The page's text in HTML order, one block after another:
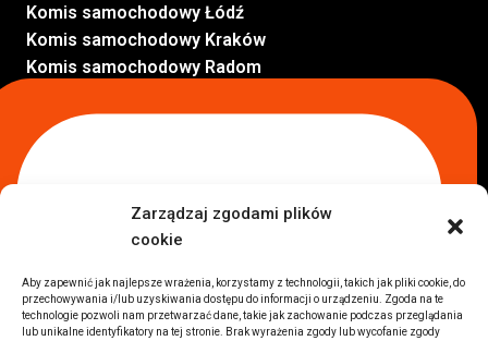
Zarządzaj zgodami plików
cookie
Aby zapewnić jak najlepsze wrażenia, korzystamy z technologii, takich jak pliki cookie, do
przechowywania i/lub uzyskiwania dostępu do informacji o urządzeniu. Zgoda na te
technologie pozwoli nam przetwarzać dane, takie jak zachowanie podczas przeglądania
lub unikalne identyfikatory na tej stronie. Brak wyrażenia zgody lub wycofanie zgody
Komis samochodowy Łódź
Komis samochodowy Kraków
Komis samochodowy Radom
Komis samochodowy Opole
Komis samochodowy Lublin
Inne Lokalizacje
Auta z USA Rzeszów
Auta z USA Białystok
Auta z USA Kraków